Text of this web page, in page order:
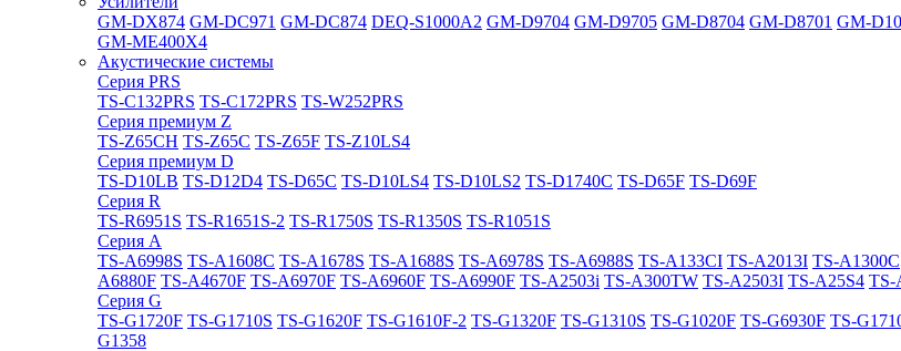
GM-DX874 GM-DC971 GM-DC874 DEQ-S1000A2 GM-D9704 GM-D9705 GM-D8704 GM-D8701 GM-
GM-ME400X4
Акустические системы
Cерия PRS
TS-C132PRS TS-C172PRS TS-W252PRS
Cерия премиум Z
TS-Z65CH TS-Z65C TS-Z65F TS-Z10LS4
Cерия премиум D
TS-D10LB TS-D12D4 TS-D65C TS-D10LS4 TS-D10LS2 TS-D1740C TS-D65F TS-D69F
Cерия R
TS-R6951S TS-R1651S-2 TS-R1750S TS-R1350S TS-R1051S
Cерия A
TS-A6998S TS-A1608C TS-A1678S TS-A1688S TS-A6978S TS-A6988S TS-A133CI TS-A2013I TS-A1300C
A6880F TS-A4670F TS-A6970F TS-A6960F TS-A6990F TS-A2503i TS-A300TW TS-A2503I TS-A25S4 TS-
Cерия G
TS-G1720F TS-G1710S TS-G1620F TS-G1610F-2 TS-G1320F TS-G1310S TS-G1020F TS-G6930F TS-
G1358